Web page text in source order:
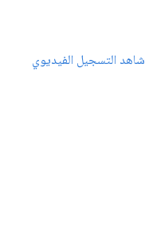
شاهد التسجيل الفيديوي